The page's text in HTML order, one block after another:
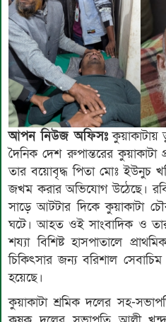
আপন নিউজ অফিসঃ কুয়াকাটায়
দৈনিক দেশ রুপান্তরের কুয়াকাটা
তার বয়োবৃদ্ধ পিতা মোঃ ইউনুচ
জখম করার অভিযোগ উঠেছে।
সাড়ে আটটার দিকে কুয়াকাটা
ঘটে। আহত ওই সাংবাদিক ও
শয্যা বিশিষ্ট হাসপাতালে
চিকিৎসার জন্য বরিশাল
হয়েছে।
কুয়াকাটা শ্রমিক দলের সহ-